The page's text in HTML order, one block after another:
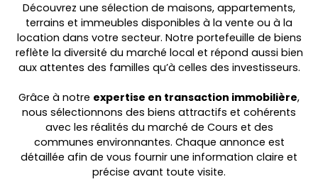
Découvrez une sélection de maisons, appartements,
terrains et immeubles disponibles à la vente ou à la
location dans votre secteur. Notre portefeuille de biens
reflète la diversité du marché local et répond aussi bien
aux attentes des familles qu’à celles des investisseurs.
Grâce à notre expertise en transaction immobilière,
nous sélectionnons des biens attractifs et cohérents
avec les réalités du marché de Cours et des
communes environnantes. Chaque annonce est
détaillée afin de vous fournir une information claire et
précise avant toute visite.